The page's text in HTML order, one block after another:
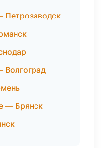
Петрозаводск
Волгоград
— Брянск